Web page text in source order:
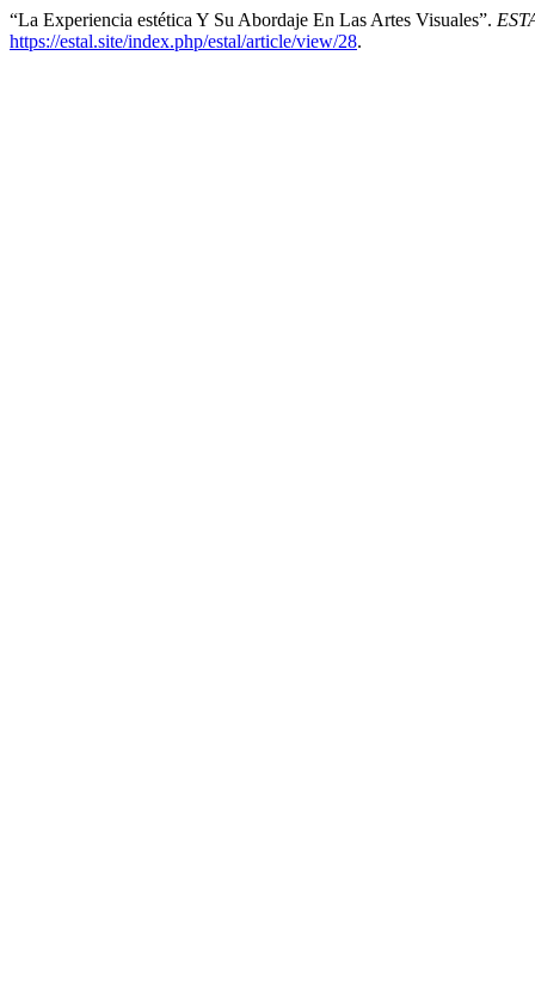
“La Experiencia estética Y Su Abordaje En Las Artes Visuales”.
https://estal.site/index.php/estal/article/view/28.